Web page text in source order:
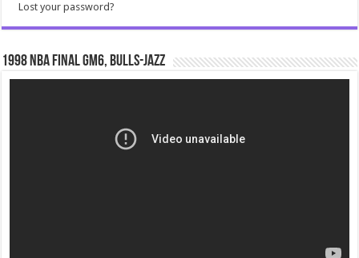
Lost your password?
1998 NBA Final gm6, Bulls-Jazz